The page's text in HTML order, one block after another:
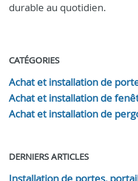
durable au quotidien.
CATÉGORIES
Achat et installation de
Achat et installation de
Achat et installation de
DERNIERS ARTICLES